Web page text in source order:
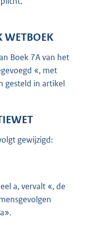
WETBOEK
Boek 7A van het
«, met
gesteld in artikel
gewijzigd:
a, vervalt «, de